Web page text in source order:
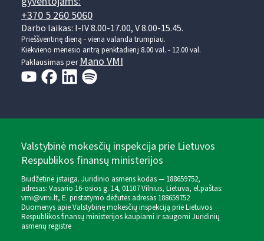
+370 5 260 5060
Darbo laikas: I-IV 8.00-17.00, V 8.00-15.45.
Prieššventinę dieną - viena valanda trumpiau.
Kiekvieno mėnesio antrą penktadienį 8.00 val. - 12.00 val.
Paklausimas perMano VMI
Valstybinė mokesčių inspekcija prie Lietuvos
Respublikos finansų ministerijos
Biudžetinė įstaiga. Juridinio asmens kodas — 188659752,
adresas: Vasario 16-osios g. 14, 01107 Vilnius, Lietuva, el.paštas:
vmi@vmi.lt, E. pristatymo dėžutės adresas 188659752
Duomenys apie Valstybinę mokesčių inspekciją prie Lietuvos
Respublikos finansų ministerijos kaupiami ir saugomi Juridinių
asmenų registre